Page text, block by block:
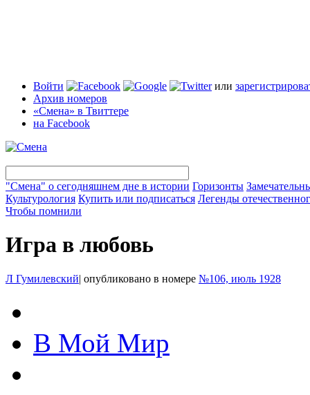
Войти или
Архив номеров
«Смена» в Твиттере
на Facebook
"Смена" о сегодняшнем дне в истории Горизонты
Культурология Купить или подписаться Легенды
Чтобы помнили
Игра в любовь
Л Гумилевский| опубликовано в номере №106, июль 1928
В Мой Мир